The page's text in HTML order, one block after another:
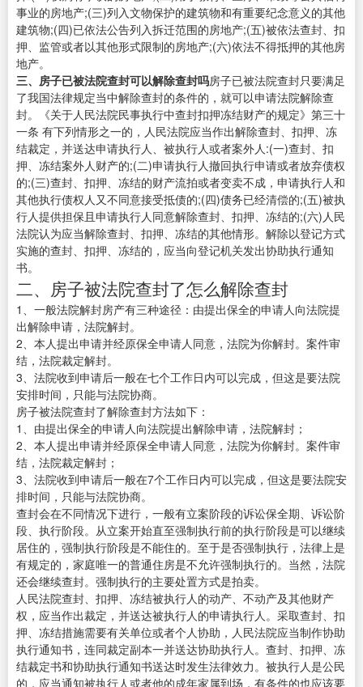
事业的房地产;(三)列入文物保护的建筑物和有重要纪念意义的其他
建筑物;(四)已依法公告列入拆迁范围的房地产;(五)被依法查封、扣
押、监管或者以其他形式限制的房地产;(六)依法不得抵押的其他房
地产。
三、房子已被法院查封可以解除查封吗房子已被法院查封只要满足
了我国法律规定当中解除查封的条件的，就可以申请法院解除查
封。《关于人民法院民事执行中查封扣押冻结财产的规定》第三十
一条 有下列情形之一的，人民法院应当作出解除查封、扣押、冻
结裁定，并送达申请执行人、被执行人或者案外人:(一)查封、扣
押、冻结案外人财产的;(二)申请执行人撤回执行申请或者放弃债权
的;(三)查封、扣押、冻结的财产流拍或者变卖不成，申请执行人和
其他执行债权人又不同意接受抵债的;(四)债务已经清偿的;(五)被执
行人提供担保且申请执行人同意解除查封、扣押、冻结的;(六)人民
法院认为应当解除查封、扣押、冻结的其他情形。解除以登记方式
实施的查封、扣押、冻结的，应当向登记机关发出协助执行通知
书。
二、房子被法院查封了怎么解除查封
1、一般法院解封房产有三种途径：由提出保全的申请人向法院提
出解除申请，法院解封。
2、本人提出申请并经原保全申请人同意，法院为你解封。案件审
结，法院裁定解封。
3、法院收到申请后一般在七个工作日内可以完成，但这是要法院
安排时间，只能与法院协商。
房子被法院查封了解除查封方法如下：
1、由提出保全的申请人向法院提出解除申请，法院解封；
2、本人提出申请并经原保全申请人同意，法院为你解封。案件审
结，法院裁定解封；
3、法院收到申请后一般在7个工作日内可以完成，但这是要法院安
排时间，只能与法院协商。
查封会在不同情况下进行，一般有立案阶段的诉讼保全期、诉讼阶
段、执行阶段。从立案开始直至强制执行前的执行阶段是可以继续
居住的，强制执行阶段是不能住的。至于是否强制执行，法律上是
有规定的，家庭唯一的普通住房是不允许强制执行的。当然，法院
还会继续查封。强制执行的主要处置方式是拍卖。
人民法院查封、扣押、冻结被执行人的动产、不动产及其他财产
权，应当作出裁定，并送达被执行人的申请执行人。采取查封、扣
押、冻结措施需要有关单位或者个人协助，人民法院应当制作协助
执行通知书，连同裁定副本一并送达协助执行人。查封、扣押、冻
结裁定书和协助执行通知书送达时发生法律效力。被执行人是公民
的，应当通知被执行人或者他的成年家属到场，有条件的也应该要